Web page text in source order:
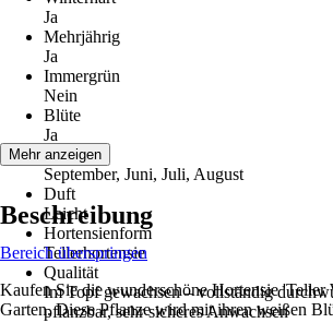
Ja
Mehrjährig
Ja
Immergrün
Nein
Blüte
Ja
Blütezeit
September, Juni, Juli, August
Duft
Leicht
Hortensienform
Tellerhortensie
Qualität
Im Topf gewachsen – vollständig
pflanzbar, sehr sicheres Anwachsen
Mehr anzeigen
Beschreibung
Bereich überspringen
Kaufen Sie die wunderschöne Hortensie
Garten. Diese Pflanze wird mit ihren weißen